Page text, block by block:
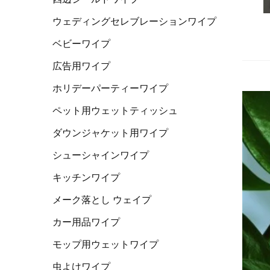
ウェディングセレブレーションワイプ
ベビーワイプ
広告用ワイプ
ホリデーパーティーワイプ
ペット用ウェットティッシュ
ダウンジャケット用ワイプ
シューシャインワイプ
キッチンワイプ
メーク落とし ウェイプ
カー用品ワイプ
モップ用ウェットワイプ
虫よけワイプ